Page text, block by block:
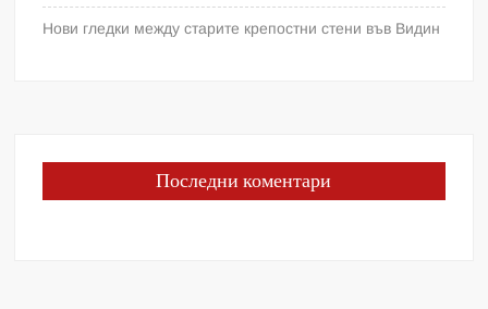
Нови гледки между старите крепостни стени във Видин
Последни коментари